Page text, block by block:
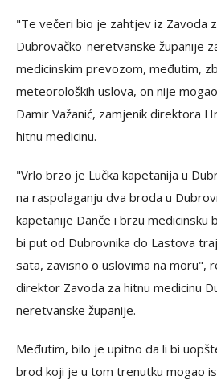
"Te večeri bio je zahtjev iz Zavoda
Dubrovačko-neretvanske županije
medicinskim prevozom, međutim,
meteoroloških uslova, on nije
Damir Važanić, zamjenik direktora
hitnu medicinu.
"Vrlo brzo je Lučka kapetanija u
na raspolaganju dva broda u
kapetanije Danče i brzu medicinsku
bi put od Dubrovnika do Lastova
sata, zavisno o uslovima na moru",
direktor Zavoda za hitnu medicinu
neretvanske županije.
Međutim, bilo je upitno da li bi
brod koji je u tom trenutku mogao